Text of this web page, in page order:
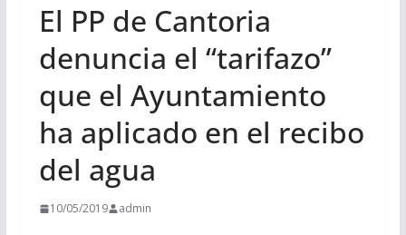
El PP de Cantoria
denuncia el “tarifazo”
que el Ayuntamiento
ha aplicado en el recibo
del agua
10/05/2019 admin